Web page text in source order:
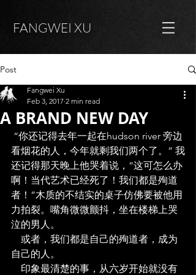
FANGWEI XU
Post
A BRAND NEW DAY
Fangwei Xu
Feb 3, 2017 2 min read
“你还记得去年一起在hudson river 旁边
看烟花的人，今年就剩我们两个了。” 我
还记得那天晚上他哭着说，“这可怎么办
啊！当代艺术已经死了！我们都是殉道
者！”木质的不结实的桌子仿佛要被他用
力拍裂。嘴角微微颤抖，坐在楼梯上哭
泣的男人。
或者，我们都是自己的殉道者，成为
自己的人。
印象最清楚的事，从六岁开始就没有